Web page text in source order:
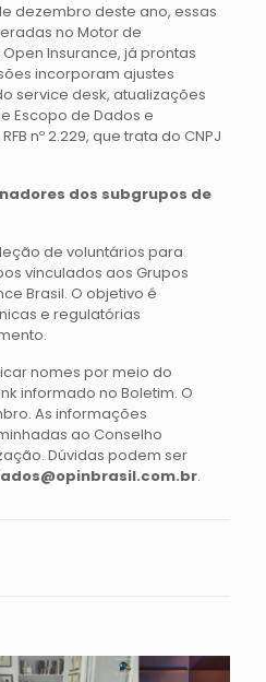
dezembro deste ano, essas
no Motor de
Insurance, já prontas
incorporam ajustes
service desk, atualizações
Escopo de Dados e
nº 2.229, que trata do CNPJ
dos subgrupos de
de voluntários para
vinculados aos Grupos
Brasil. O objetivo é
e regulatórias
nomes por meio do
informado no Boletim. O
As informações
ao Conselho
Dúvidas podem ser
.